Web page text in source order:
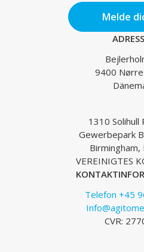
Melde
9400
1310 Solihull
Gewerbepark
Birmingham,
VEREINIGTES
Telefon +45
CVR: